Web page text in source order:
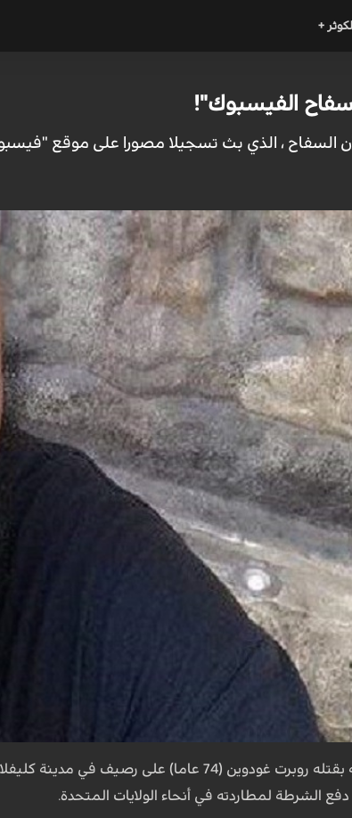
الكوثر +
الفيسبوك"!
السفاح ، الذي بث تسجيلا مصورا على موقع
وكان ستيف ستيفنز مشتبه بقتله روبرت غودوين (74
الشرطة لمطاردته في أنحاء الولايات المتحدة.